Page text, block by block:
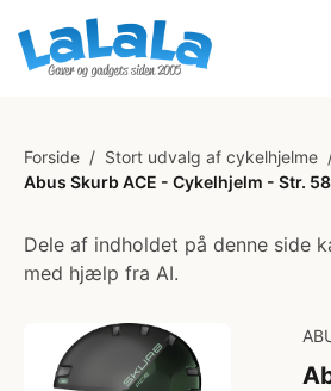
Forside / Stort udvalg af cykelhjelme
Abus Skurb ACE - Cykelhjelm - Str.
Dele af indholdet på denne side
med hjælp fra AI.